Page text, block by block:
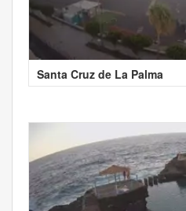
Santa Cruz de La Palma